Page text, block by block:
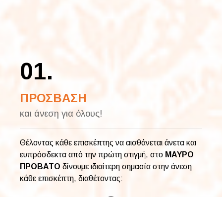
01.
ΠΡΟΣΒΑΣΗ
και άνεση για όλους!
Θέλοντας κάθε επισκέπτης να αισθάνεται άνετα και
ευπρόσδεκτα από την πρώτη στιγμή, στο ΜΑΥΡΟ
ΠΡΟΒΑΤΟ δίνουμε ιδιαίτερη σημασία στην άνεση
κάθε επισκέπτη, διαθέτοντας: